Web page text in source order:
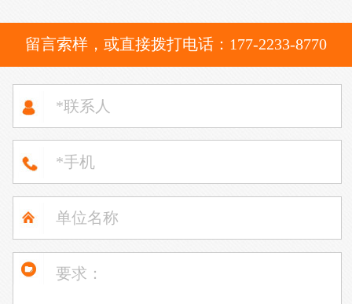
留言索样，或直接拨打电话：177-2233-8770